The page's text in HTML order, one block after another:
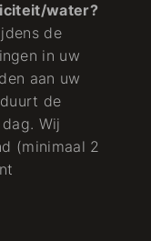
water?
de
in uw
aan uw
de
Wij
(minimaal 2